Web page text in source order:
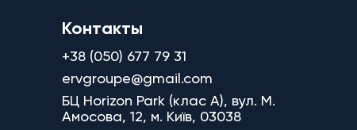
Контакты
+38 (050) 677 79 31
ervgroupe@gmail.com
БЦ Horizon Park (клас A), вул. М.
Амосова, 12, м. Київ, 03038